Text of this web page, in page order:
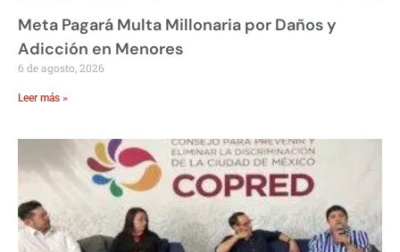
Meta Pagará Multa Millonaria por Daños y
Adicción en Menores
6 de agosto, 2026
Leer más »